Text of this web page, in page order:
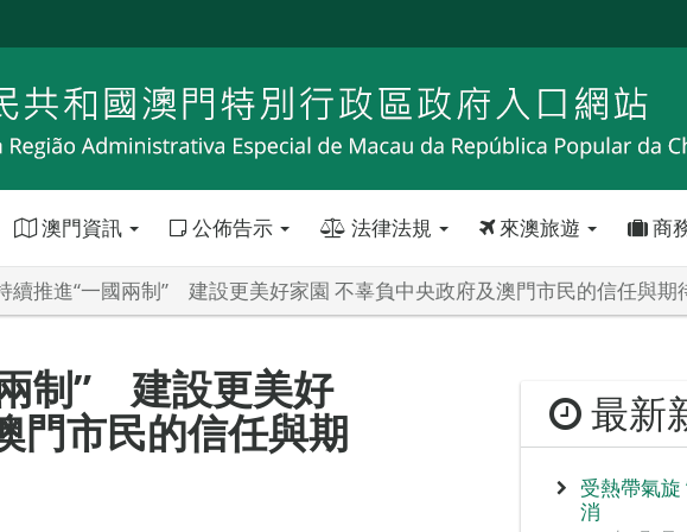
澳門資訊 公佈告示 法律法規 來澳旅遊 商
續推進“一國兩制” 建設更美好家園 不辜負中央政府及澳門市民的信任與期
制” 建設更美好
門市民的信任與期
最新
受熱帶氣
消